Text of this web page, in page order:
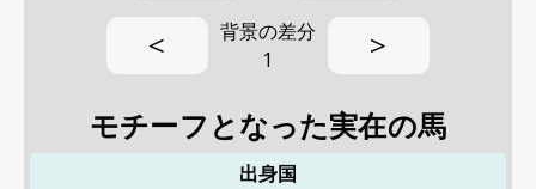
<
背景の差分
1
>
モチーフとなった実在の馬
出身国